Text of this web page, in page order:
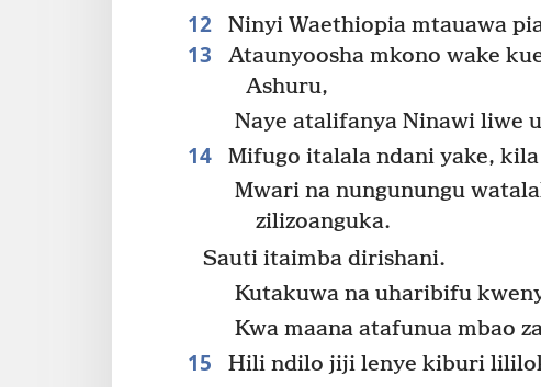
12 Ninyi Waethiopia mtauawa
13
Ataunyoosha mkono wake
Ashuru,
Naye atalifanya Ninawi liwe
14 Mifugo italala ndani yake,
Mwari na nungunungu
zilizoanguka.
Sauti itaimba dirishani.
Kutakuwa na uharibifu
Kwa maana atafunua mbao
15
Hili ndilo jiji lenye kiburi